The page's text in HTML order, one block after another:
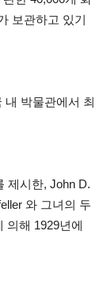
보관하고 있기
내 박물관에서 최
제시한, John D.
와 그녀의 두
의해 1929년에